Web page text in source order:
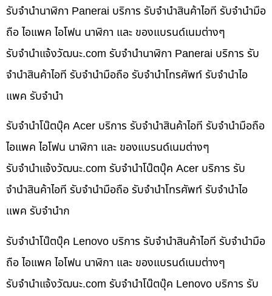
รับจำนำนาฬิกา Panerai บริการ รับจำนำสินค้าไอที รับจำนำมือ
ถือ ไอแพค ไอโฟน นาฬิกา และ ของแบรนด์เนมต่างๆ
รับจํานําแจ้งวัฒนะ.com รับจำนำนาฬิกา Panerai บริการ รับ
จำนำสินค้าไอที รับจำนำมือถือ รับจำนำโทรศัพท์ รับจำนำไอ
แพค รับจำนำ
รับจำนำโน๊ตบุ๊ค Acer บริการ รับจำนำสินค้าไอที รับจำนำมือถือ
ไอแพค ไอโฟน นาฬิกา และ ของแบรนด์เนมต่างๆ
รับจํานําแจ้งวัฒนะ.com รับจำนำโน๊ตบุ๊ค Acer บริการ รับ
จำนำสินค้าไอที รับจำนำมือถือ รับจำนำโทรศัพท์ รับจำนำไอ
แพค รับจำนำก
รับจำนำโน๊ตบุ๊ค Lenovo บริการ รับจำนำสินค้าไอที รับจำนำมือ
ถือ ไอแพค ไอโฟน นาฬิกา และ ของแบรนด์เนมต่างๆ
รับจํานําแจ้งวัฒนะ.com รับจำนำโน๊ตบุ๊ค Lenovo บริการ รับ